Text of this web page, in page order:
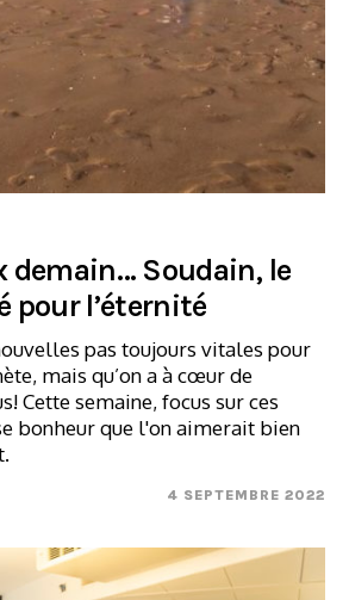
demain… Soudain, le
pour l’éternité
pas toujours vitales pour
mais qu’on a à cœur de
Cette semaine, focus sur ces
bonheur que l'on aimerait bien
4 SEPTEMBRE 2022